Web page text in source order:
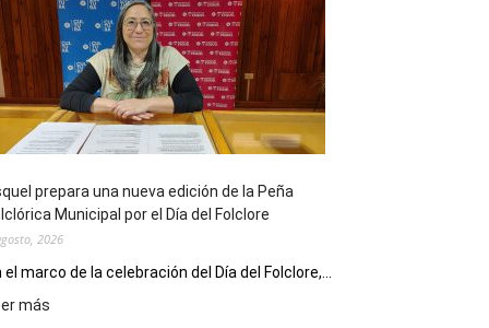
celebra
sus
90
años
con
un
Conversatorio
Escritores
Locales
prepara una nueva edición de la Peña
Municipal por el Día del Folclore
2026
el marco de la celebración del Día del Folclore,...
más